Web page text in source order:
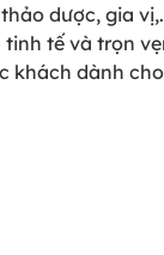
dược, gia
tế và trọn
khách dành